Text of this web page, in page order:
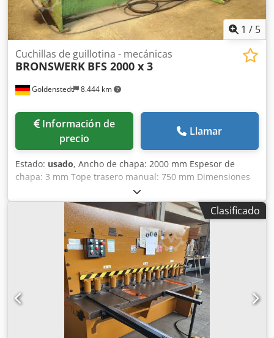
1 / 5
Goldenstedt 8.444 km
Cuchillas de guillotina - mecánicas
BRONSWERK BFS 2000 x 3
Información de
precio
Llamar
Estado: usado, Ancho de chapa: 2000 mm Espesor de
chapa: 3 mm Tope trasero manual: 750 mm Dimensiones
aprox.: 2800 x 1120 x 1510 mm Djdoxfwdzepfx Ai Eekr Peso
aprox.: 1800 kg Cizalla mecánica de manivela Incluye 1 par
de cuchillas de repuesto La máquina estuvo en uso
ocasional hasta el final.
Clasificado